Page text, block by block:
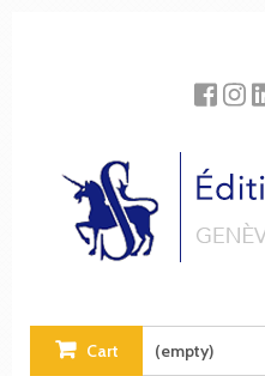
Cart (empty)